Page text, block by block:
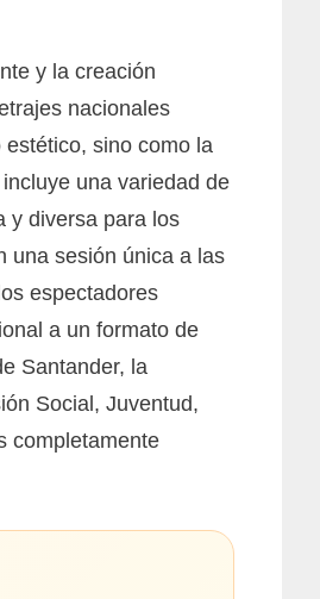
y la creación
nacionales
sino como la
una variedad de
y diversa para los
una sesión única a las
espectadores
a un formato de
Santander, la
Social, Juventud,
completamente